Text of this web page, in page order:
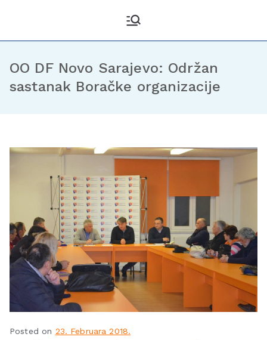
OO DF Novo Sarajevo: Održan
sastanak Boračke organizacije
Posted on 23. Februara 2018.